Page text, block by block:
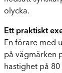
olycka.
Ett praktiskt
En förare med
på vägmärken
hastighet på